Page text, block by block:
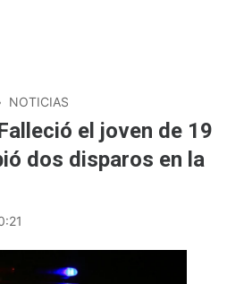
NOTICIAS
el joven de 19
dos disparos en la